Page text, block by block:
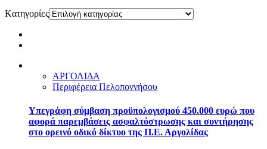
Kατηγορίες
ΑΡΓΟΛΙΔΑ
Περιφέρεια Πελοποννήσου
Υπεγράφη σύμβαση προϋπολογισμού 450.000 ευρώ που
αφορά παρεμβάσεις ασφαλτόστρωσης και συντήρησης
στο ορεινό οδικό δίκτυο της Π.Ε. Αργολίδας